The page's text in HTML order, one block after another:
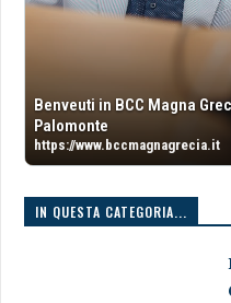
Benveuti in BCC Magna
Palomonte
https://www.bccmagnagrecia.it
IN QUESTA CATEGORIA...